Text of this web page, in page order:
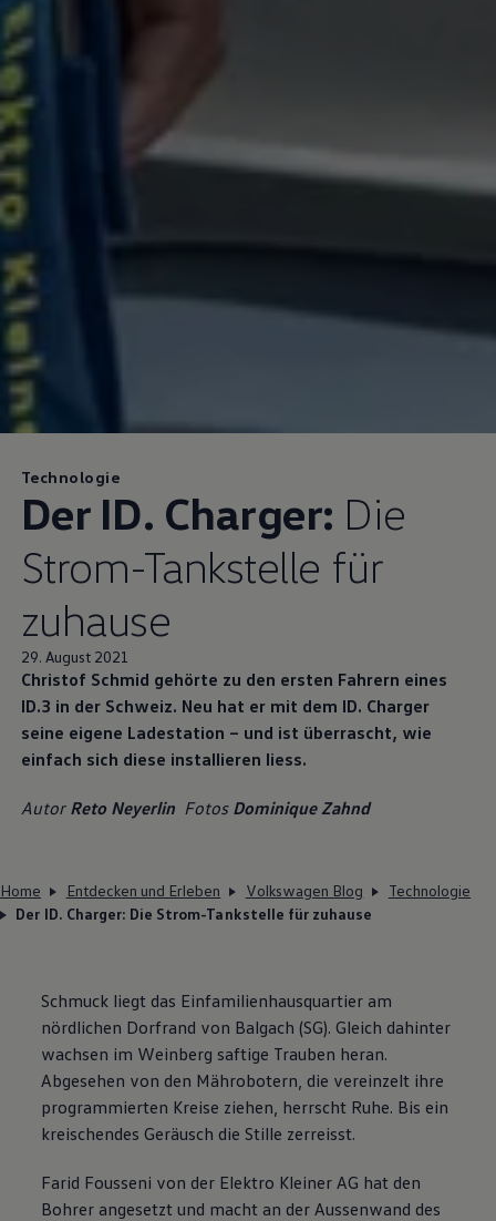
Technologie
Der ID. Charger: Die
Strom-Tankstelle für
zuhause
29. August 2021
Christof Schmid gehörte zu den ersten Fahrern eines
ID.3 in der Schweiz. Neu hat er mit dem ID. Charger
seine eigene Ladestation – und ist überrascht, wie
einfach sich diese installieren liess.
Autor Reto NeyerlinFotos Dominique Zahnd
Home Entdecken und Erleben Volkswagen Blog
Technologie
Der ID. Charger: Die Strom-Tankstelle für zuhause
Schmuck liegt das Einfamilienhausquartier am
nördlichen Dorfrand von Balgach (SG). Gleich dahinter
wachsen im Weinberg saftige Trauben heran.
Abgesehen von den Mährobotern, die vereinzelt ihre
programmierten Kreise ziehen, herrscht Ruhe. Bis ein
kreischendes Geräusch die Stille zerreisst.
Farid Fousseni von der Elektro Kleiner AG hat den
Bohrer angesetzt und macht an der Aussenwand des